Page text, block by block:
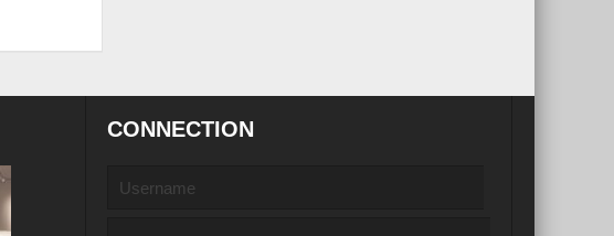
CONNECTION